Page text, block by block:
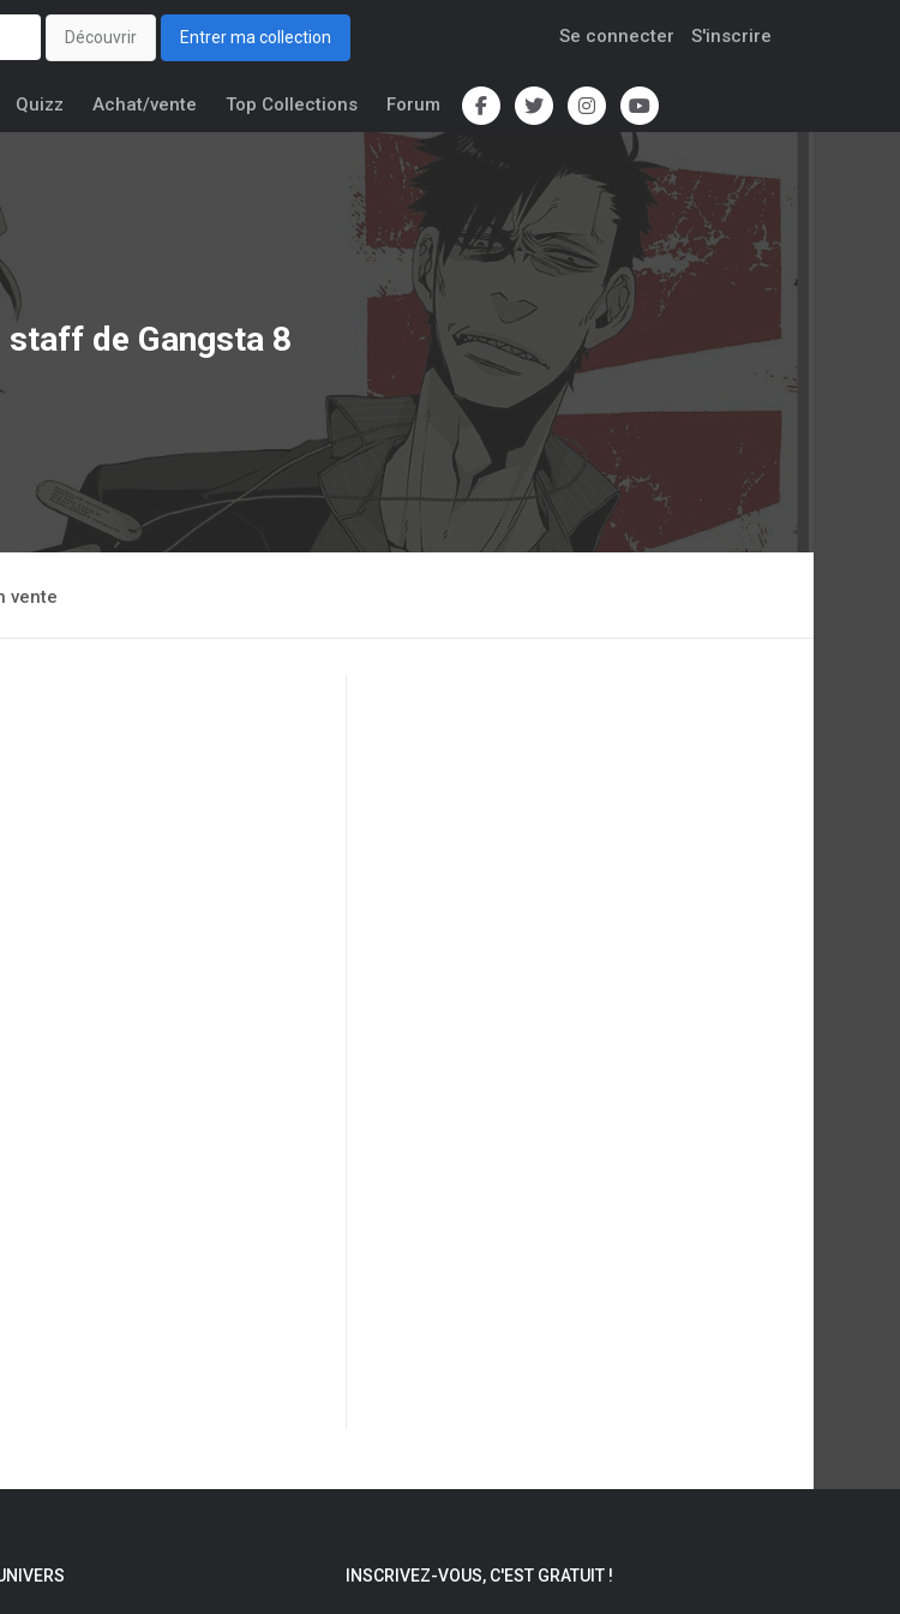
Découvrir Entrer ma collection Se connecter S'inscrire
Quizz Achat/vente Top Collections Forum
staff de Gangsta 8
vente
INSCRIVEZ-VOUS, C'EST GRATUIT !